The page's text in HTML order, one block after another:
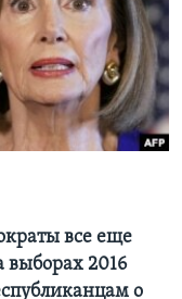
все еще
выборах 2016
о